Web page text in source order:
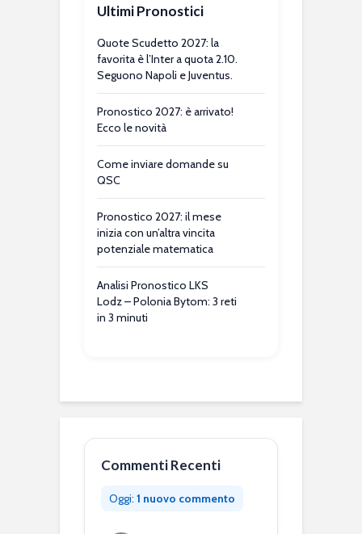
Ultimi Pronostici
Quote Scudetto 2027: la
favorita è l’Inter a quota 2.10.
Seguono Napoli e Juventus.
Pronostico 2027: è arrivato!
Ecco le novità
Come inviare domande su
QSC
Pronostico 2027: il mese
inizia con un’altra vincita
potenziale matematica
Analisi Pronostico LKS
Lodz – Polonia Bytom: 3 reti
in 3 minuti
Commenti Recenti
Oggi: 1 nuovo commento